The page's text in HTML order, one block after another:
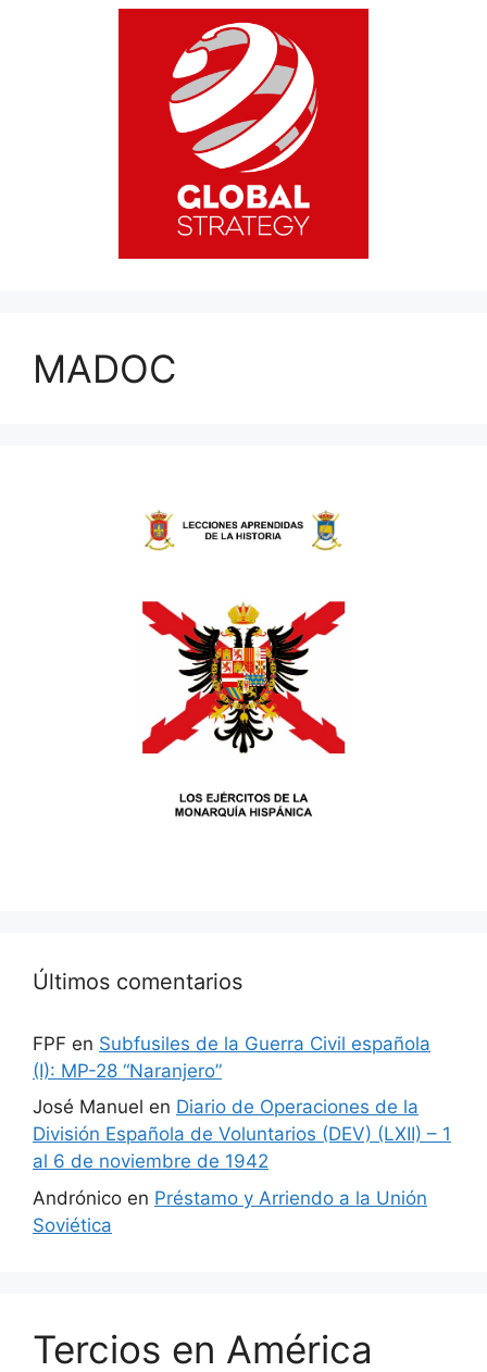
MADOC
Últimos comentarios
FPF en Subfusiles de la Guerra Civil española
(I): MP-28 “Naranjero”
José Manuel en Diario de Operaciones de la
División Española de Voluntarios (DEV) (LXII) – 1
al 6 de noviembre de 1942
Andrónico en Préstamo y Arriendo a la Unión
Soviética
Tercios en América